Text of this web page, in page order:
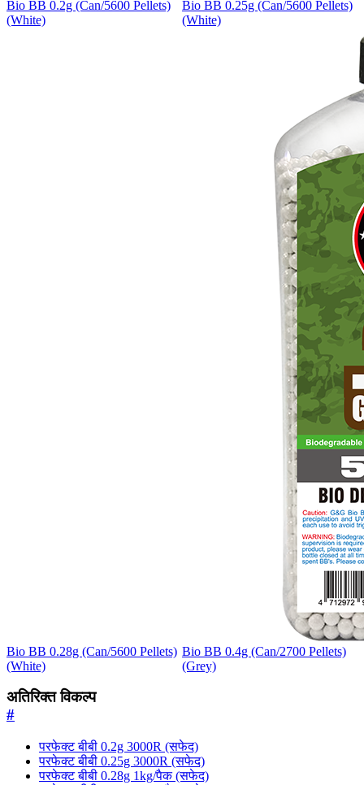
Bio BB 0.2g (Can/5600 Pellets)
(White)
Bio BB 0.25g (Can/5600 Pellets)
(White)
Bio BB 0.28g (Can/5600 Pellets)
(White)
Bio BB 0.4g (Can/2700 Pellets)
(Grey)
अतिरिक्त विकल्प
#
परफेक्ट बीबी 0.2g 3000R (सफेद)
परफेक्ट बीबी 0.25g 3000R (सफेद)
परफेक्ट बीबी 0.28g 1kg/पैक (सफेद)